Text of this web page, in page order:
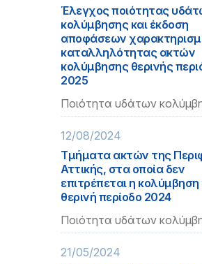
Έλεγχος ποιότητας
κολύμβησης και έκδοση
αποφάσεων
καταλληλότητας ακτών
κολύμβησης θερινής
2025
Ποιότητα υδάτων
12/08/2024
Τμήματα ακτών της
Αττικής, στα οποία δεν
επιτρέπεται η κολύμβηση
θερινή περίοδο 2024
Ποιότητα υδάτων
21/05/2024